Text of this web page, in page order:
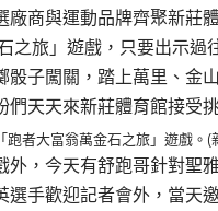
廠商與運動品牌齊聚新莊
之旅」遊戲，只要出示
骰子闖關，踏上萬里、金
天天來新莊體育館接受
者大富翁萬金石之旅」遊戲。(
外，今天有舒跑哥針對聖
手歡迎記者會外，當天